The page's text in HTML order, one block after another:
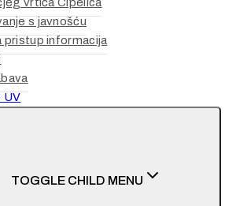
vrtića Cipelica
s javnošću
pristup informacija
UV
TOGGLE CHILD MENU